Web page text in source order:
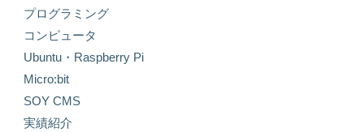
プログラミング
コンピュータ
Ubuntu・Raspberry Pi
Micro:bit
SOY CMS
実績紹介